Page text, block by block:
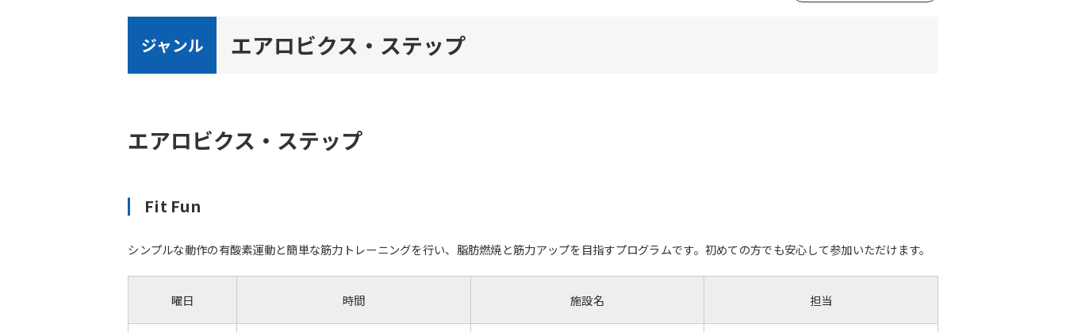
ジャンル エアロビクス・ステップ
エアロビクス・ステップ
Fit Fun
シンプルな動作の有酸素運動と簡単な筋力トレーニングを行い、脂肪燃焼と筋力アップを目指すプログラムです。初めての方でも安心して参加いただけます。
曜日 時間 施設名 担当